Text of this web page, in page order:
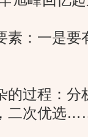
：一是要
过程：分
二次优选